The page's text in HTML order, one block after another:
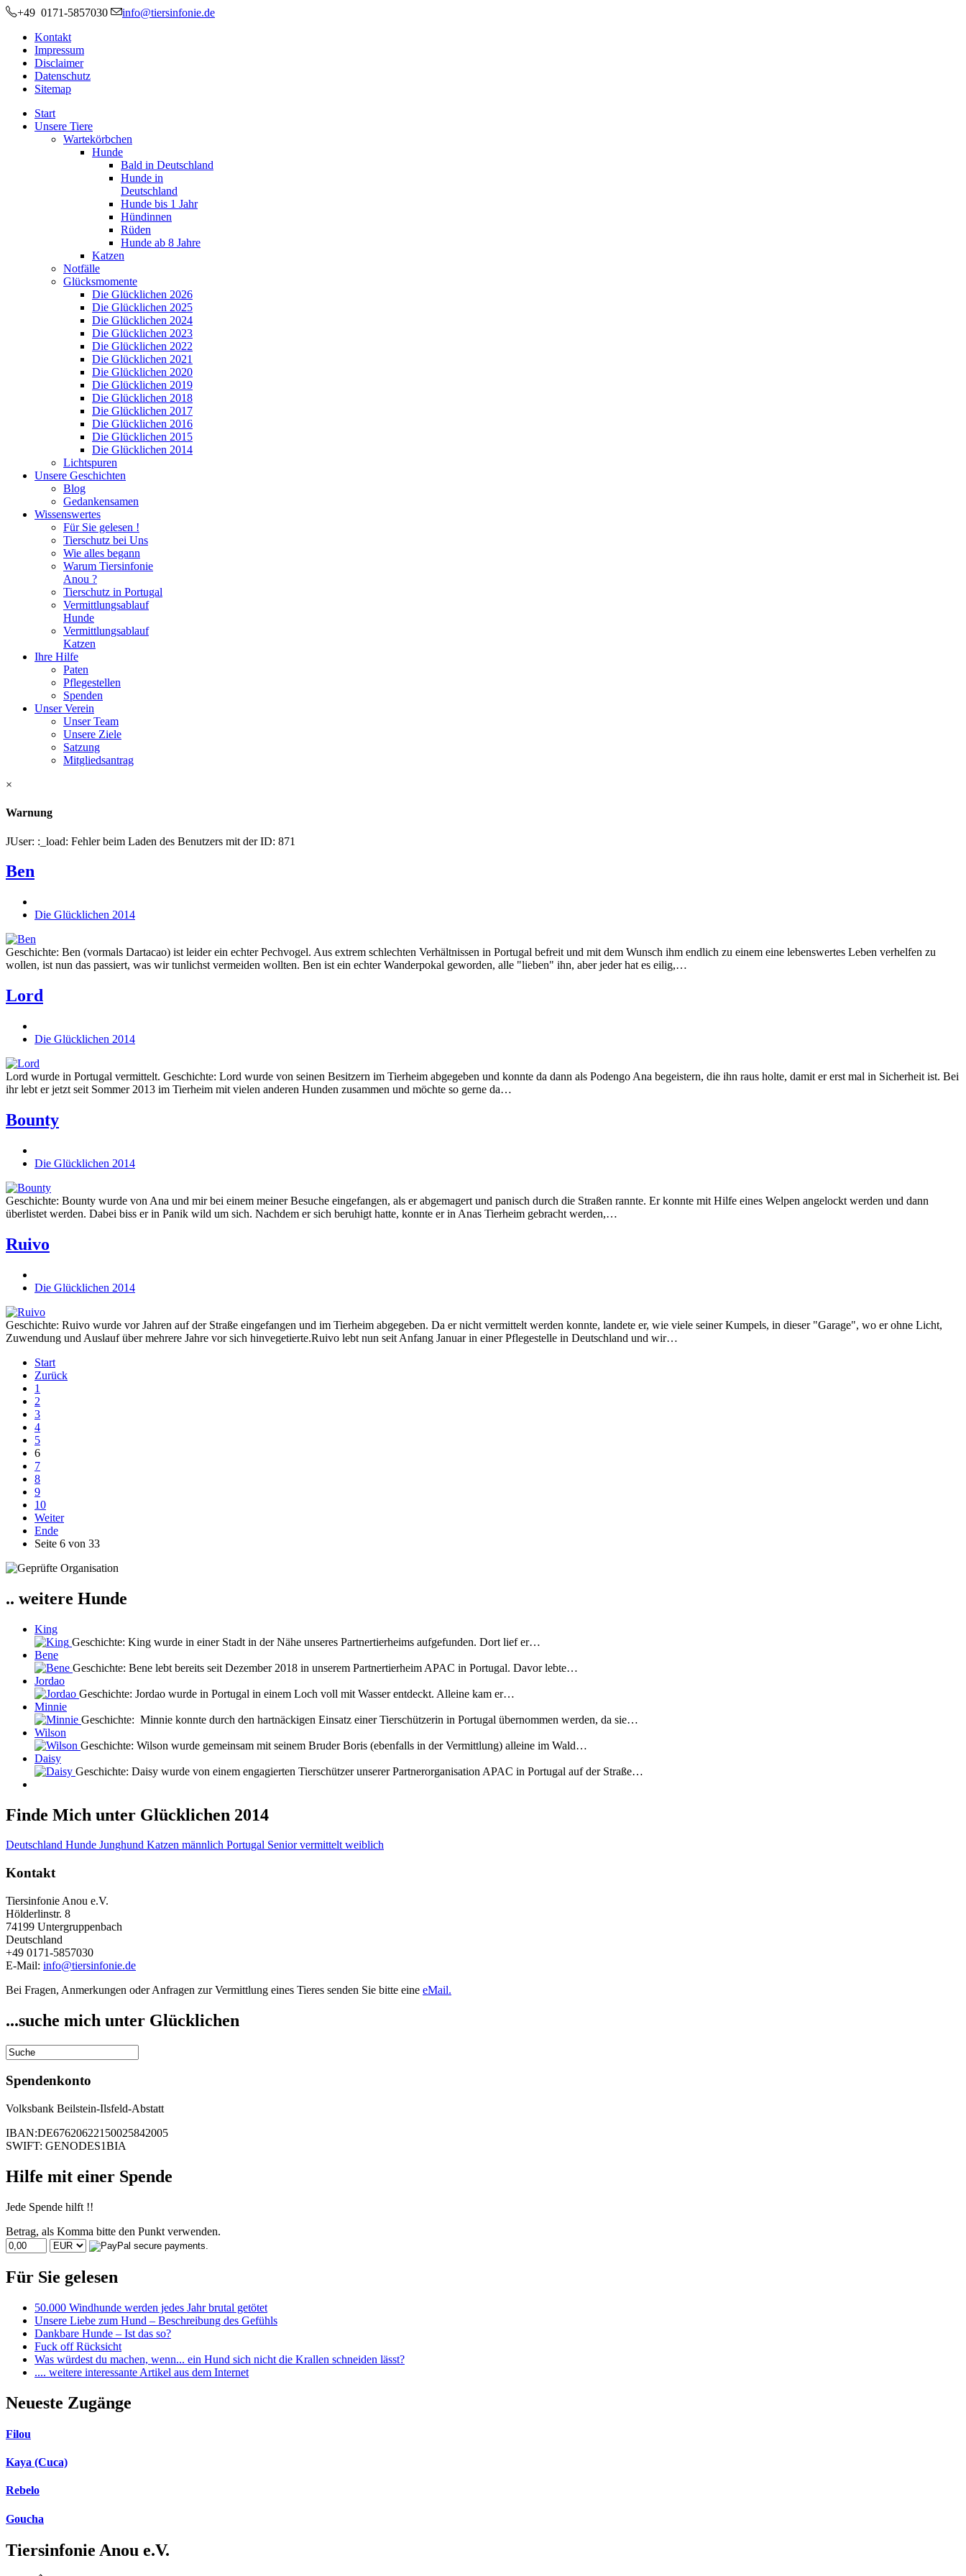
+49 0171-5857030 info@tiersinfonie.de
Kontakt
Impressum
Disclaimer
Datenschutz
Sitemap
Start
Unsere Tiere
Wartekörbchen
Hunde
Bald in Deutschland
Hunde in
Deutschland
Hunde bis 1 Jahr
Hündinnen
Rüden
Hunde ab 8 Jahre
Katzen
Notfälle
Glücksmomente
Die Glücklichen 2026
Die Glücklichen 2025
Die Glücklichen 2024
Die Glücklichen 2023
Die Glücklichen 2022
Die Glücklichen 2021
Die Glücklichen 2020
Die Glücklichen 2019
Die Glücklichen 2018
Die Glücklichen 2017
Die Glücklichen 2016
Die Glücklichen 2015
Die Glücklichen 2014
Lichtspuren
Unsere Geschichten
Blog
Gedankensamen
Wissenswertes
Für Sie gelesen !
Tierschutz bei Uns
Wie alles begann
Warum Tiersinfonie
Anou ?
Tierschutz in Portugal
Vermittlungsablauf
Hunde
Vermittlungsablauf
Katzen
Ihre Hilfe
Paten
Pflegestellen
Spenden
Unser Verein
Unser Team
Unsere Ziele
Satzung
Mitgliedsantrag
×
Warnung
JUser: :_load: Fehler beim Laden des Benutzers mit der ID: 871
Ben
Die Glücklichen 2014
Geschichte: Ben (vormals Dartacao) ist leider ein echter Pechvogel. Aus extrem schlechten Verhältnissen in Portugal befreit und mit dem Wunsch ihm endlich zu einem eine lebenswertes Leben verhelfen zu
wollen, ist nun das passiert, was wir tunlichst vermeiden wollten. Ben ist ein echter Wanderpokal geworden, alle "lieben" ihn, aber jeder hat es eilig,…
Lord
Die Glücklichen 2014
Lord wurde in Portugal vermittelt. Geschichte: Lord wurde von seinen Besitzern im Tierheim abgegeben und konnte da dann als Podengo Ana begeistern, die ihn raus holte, damit er erst mal in Sicherheit ist. Bei
ihr lebt er jetzt seit Sommer 2013 im Tierheim mit vielen anderen Hunden zusammen und möchte so gerne da…
Bounty
Die Glücklichen 2014
Geschichte: Bounty wurde von Ana und mir bei einem meiner Besuche eingefangen, als er abgemagert und panisch durch die Straßen rannte. Er konnte mit Hilfe eines Welpen angelockt werden und dann
überlistet werden. Dabei biss er in Panik wild um sich. Nachdem er sich beruhigt hatte, konnte er in Anas Tierheim gebracht werden,…
Ruivo
Die Glücklichen 2014
Geschichte: Ruivo wurde vor Jahren auf der Straße eingefangen und im Tierheim abgegeben. Da er nicht vermittelt werden konnte, landete er, wie viele seiner Kumpels, in dieser "Garage", wo er ohne Licht,
Zuwendung und Auslauf über mehrere Jahre vor sich hinvegetierte.Ruivo lebt nun seit Anfang Januar in einer Pflegestelle in Deutschland und wir…
Start
Zurück
1
2
3
4
5
6
7
8
9
10
Weiter
Ende
Seite 6 von 33
.. weitere Hunde
King
Geschichte: King wurde in einer Stadt in der Nähe unseres Partnertierheims aufgefunden. Dort lief er…
Bene
Geschichte: Bene lebt bereits seit Dezember 2018 in unserem Partnertierheim APAC in Portugal. Davor lebte…
Jordao
Geschichte: Jordao wurde in Portugal in einem Loch voll mit Wasser entdeckt. Alleine kam er…
Minnie
Geschichte: Minnie konnte durch den hartnäckigen Einsatz einer Tierschützerin in Portugal übernommen werden, da sie…
Wilson
Geschichte: Wilson wurde gemeinsam mit seinem Bruder Boris (ebenfalls in der Vermittlung) alleine im Wald…
Daisy
Geschichte: Daisy wurde von einem engagierten Tierschützer unserer Partnerorganisation APAC in Portugal auf der Straße…
Finde Mich unter Glücklichen 2014
Deutschland Hunde Junghund Katzen männlich Portugal Seniorvermitteltweiblich
Kontakt
Tiersinfonie Anou e.V.
Hölderlinstr. 8
74199 Untergruppenbach
Deutschland
+49 0171-5857030
E-Mail: info@tiersinfonie.de
Bei Fragen, Anmerkungen oder Anfragen zur Vermittlung eines Tieres senden Sie bitte eine eMail.
...suche mich unter Glücklichen
Spendenkonto
Volksbank Beilstein-Ilsfeld-Abstatt
IBAN:DE67620622150025842005
SWIFT: GENODES1BIA
Hilfe mit einer Spende
Jede Spende hilft !!
Betrag, als Komma bitte den Punkt verwenden.
Für Sie gelesen
50.000 Windhunde werden jedes Jahr brutal getötet
Unsere Liebe zum Hund – Beschreibung des Gefühls
Dankbare Hunde – Ist das so?
Fuck off Rücksicht
Was würdest du machen, wenn... ein Hund sich nicht die Krallen schneiden lässt?
.... weitere interessante Artikel aus dem Internet
Neueste Zugänge
Filou
Kaya (Cuca)
Rebelo
Goucha
Tiersinfonie Anou e.V.